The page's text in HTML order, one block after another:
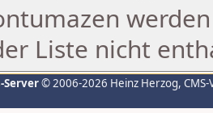
Liste nicht
Server© 2006-2026 Heinz Herzog,